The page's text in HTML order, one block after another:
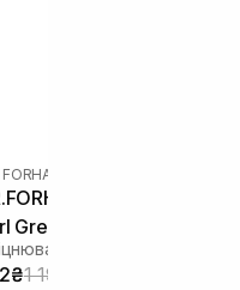
Heritage
Grey Bliss 500 мл
1 190₴